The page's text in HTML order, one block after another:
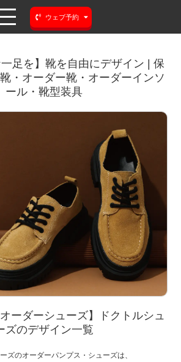
ウェブ予約
一足を】靴を自由にデザイン | 保
・オーダー靴・オーダーインソ
ール・靴型装具
ーダーシューズ】ドクトルシュ
ズのデザイン一覧
ズのオーダーパンプス・シューズは、